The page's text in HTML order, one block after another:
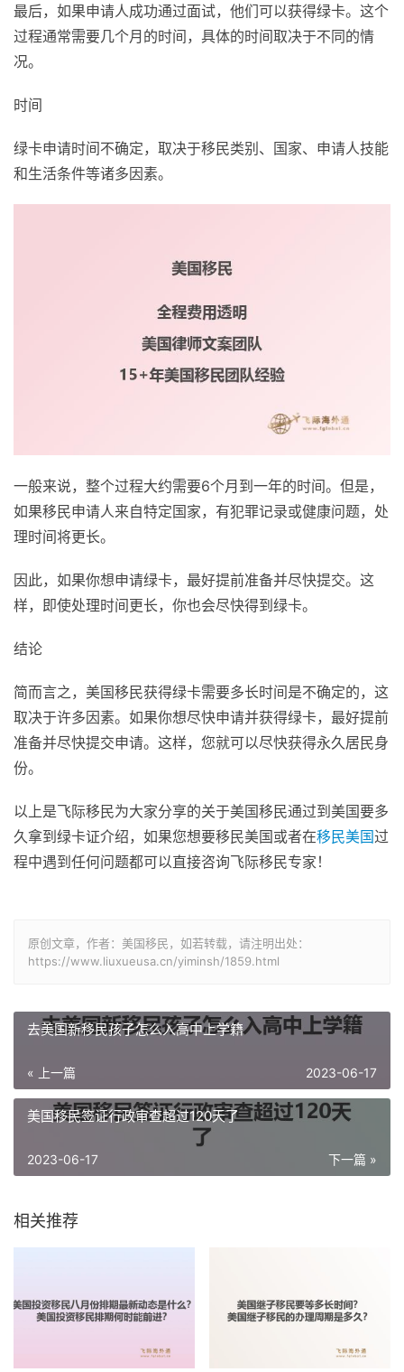
最后，如果申请人成功通过面试，他们可以获得绿卡。这个
过程通常需要几个月的时间，具体的时间取决于不同的情
况。
时间
绿卡申请时间不确定，取决于移民类别、国家、申请人技能
和生活条件等诸多因素。
一般来说，整个过程大约需要6个月到一年的时间。但是，
如果移民申请人来自特定国家，有犯罪记录或健康问题，处
理时间将更长。
因此，如果你想申请绿卡，最好提前准备并尽快提交。这
样，即使处理时间更长，你也会尽快得到绿卡。
结论
简而言之，美国移民获得绿卡需要多长时间是不确定的，这
取决于许多因素。如果你想尽快申请并获得绿卡，最好提前
准备并尽快提交申请。这样，您就可以尽快获得永久居民身
份。
以上是飞际移民为大家分享的关于美国移民通过到美国要多
久拿到绿卡证介绍，如果您想要移民美国或者在移民美国过
程中遇到任何问题都可以直接咨询飞际移民专家！
原创文章，作者：美国移民，如若转载，请注明出处：
https://www.liuxueusa.cn/yiminsh/1859.html
去美国新移民孩子怎么入高中上学籍
« 上一篇 2023-06-17
美国移民签证行政审查超过120天了
下一篇 »
2023-06-17
相关推荐